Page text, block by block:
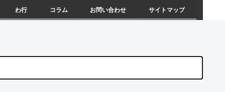
わ行 コラム お問い合わせ サイトマップ